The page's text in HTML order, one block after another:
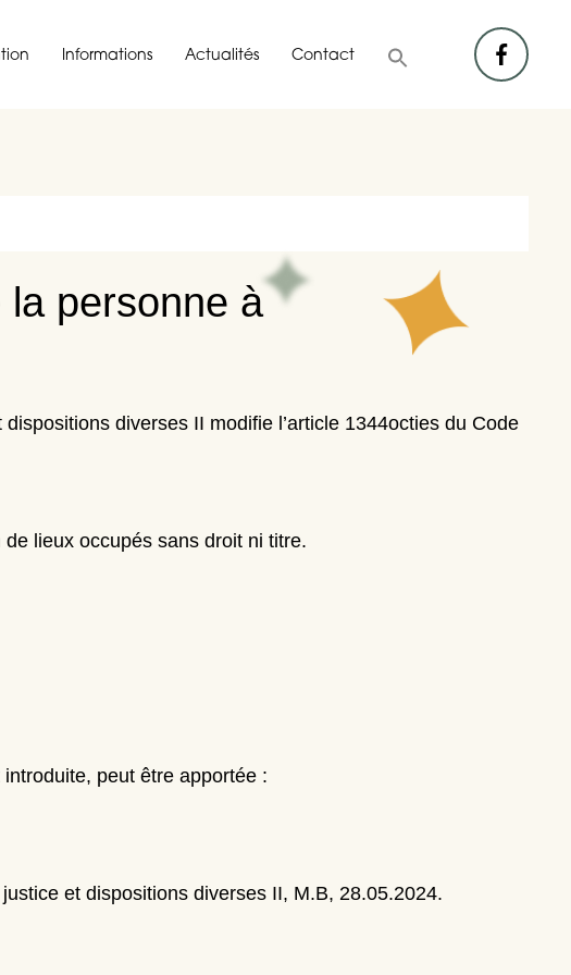
Informations Actualités Contact
facebook
personne à
diverses II modifie l’article 1344octies du Code
de lieux occupés sans droit ni titre.
peut être apportée :
et dispositions diverses II, M.B, 28.05.2024.